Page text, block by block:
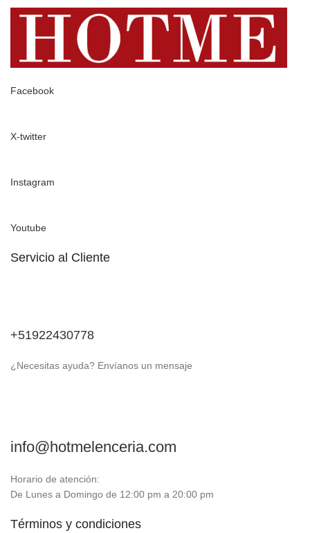
Facebook
X-twitter
Instagram
Youtube
Servicio al Cliente
+51922430778
¿Necesitas ayuda? Envíanos un mensaje
info@hotmelenceria.com
Horario de atención:
De Lunes a Domingo de 12:00 pm a 20:00 pm
Términos y condiciones